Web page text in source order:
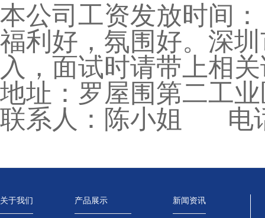
本公司工资发放时间
福利好，氛围好。深
入，面试时请带上相
地址：罗屋围第二工
联系人：陈小姐 电
关于我们 产品展示 新闻资讯